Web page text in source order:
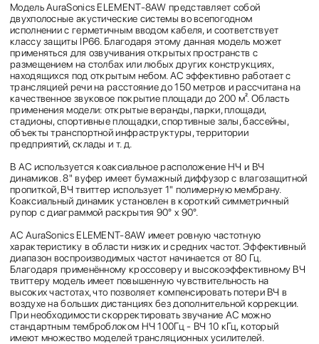
Модель AuraSonics ELEMENT-8AW представляет собой
двухполосные акустические системы во всепогодном
исполнении с герметичным вводом кабеля, и соответствует
классу защиты IP66. Благодаря этому данная модель может
применяться для озвучивания открытых пространств с
размещением на столбах или любых других конструкциях,
находящихся под открытым небом. АС эффективно работает с
трансляцией речи на расстояние до 150 метров и рассчитана на
качественное звуковое покрытие площади до 200 м². Область
применения модели: открытые веранды, парки, площади,
стадионы, спортивные площадки, спортивные залы, бассейны,
объекты транспортной инфраструктуры, территории
предприятий, склады и т. д.
В АС используется коаксиальное расположение НЧ и ВЧ
динамиков. 8" вуфер имеет бумажный диффузор с влагозащитной
пропиткой, ВЧ твиттер использует 1" полимерную мембрану.
Коаксиальный динамик установлен в короткий симметричный
рупор с диаграммой раскрытия 90° x 90°.
АС AuraSonics ELEMENT-8AW имеет ровную частотную
характеристику в области низких и средних частот. Эффективный
диапазон воспроизводимых частот начинается от 80 Гц.
Благодаря применённому кроссоверу и высокоэффективному ВЧ
твиттеру модель имеет повышенную чувствительность на
высоких частотах, что позволяет компенсировать потери ВЧ в
воздухе на больших дистанциях без дополнительной коррекции.
При необходимости скорректировать звучание АС можно
стандартным темброблоком НЧ 100Гц - ВЧ 10 кГц, который
имеют множество моделей трансляционных усилителей.